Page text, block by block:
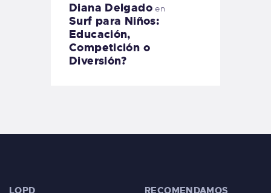
Diana Delgadoen
Surf para Niños:
Educación,
Competición o
Diversión?
LOPD RECOMENDAMOS